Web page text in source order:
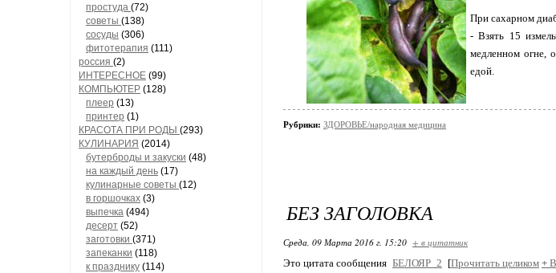
простуда (72)
советы (138)
сосуды (306)
фитотерапия (111)
россия (2)
ИНТЕРЕСНОЕ (99)
КОМПЬЮТЕР (128)
плеер (13)
принтер (1)
КРАСОТА ПРИ РОДЫ (293)
КУЛИНАРИЯ (2014)
бутерброды и закуски (48)
на каждый день (17)
кулинарные советы (12)
в горшочках (3)
выпечка (494)
десерт (52)
заготовки (371)
запеканки (118)
к празднику (114)
При сахарном
- Взять 15
медленном огне,
едой.
Рубрики: ЗДОРОВЬЕ/народная медицина
БЕЗ ЗАГОЛОВКА
Среда, 09 Марта 2016 г. 15:20 + в цитатник
Это цитата сообщения БЕЛОЯР_2 [Прочитать целиком +